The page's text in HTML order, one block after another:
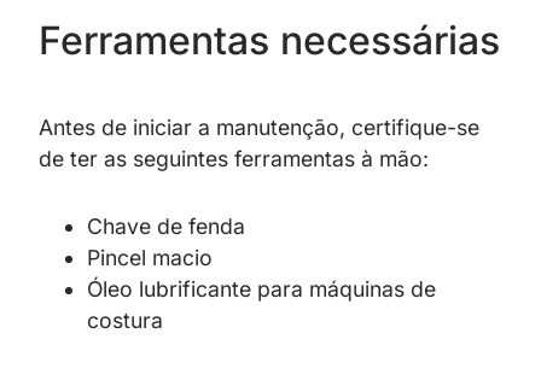
Ferramentas necessárias
Antes de iniciar a manutenção, certifique-se
de ter as seguintes ferramentas à mão:
Chave de fenda
Pincel macio
Óleo lubrificante para máquinas de
costura